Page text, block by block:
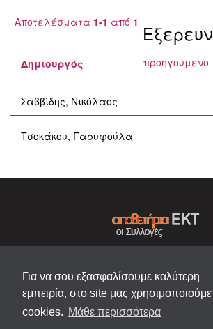
Για να σου εξασφαλίσουμε καλύτερη
εμπειρία, στο site μας χρησιμοποιούμε
cookies. Μάθε περισσότερα
Αποτελέσματα 1-1 από 1
προηγούμενο
Δημιουργός
Σαββίδης, Νικόλαος
Τσοκάκου, Γαρυφούλα